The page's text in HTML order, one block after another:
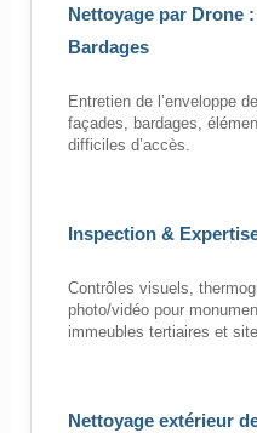
Nettoyage par Drone
Bardages
Entretien de l’enveloppe
façades, bardages,
difficiles d’accès.
Inspection &
Contrôles visuels,
photo/vidéo pour
immeubles tertiaires et
Nettoyage extérieur